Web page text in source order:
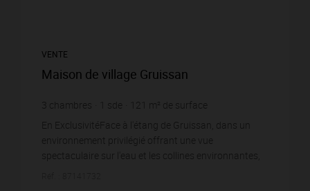
VENTE
Maison de village Gruissan
3 chambres sde 121
m² de surface
6 074,38 €
prix / m²
En ExclusivitéFace à l'étang de Gruissan, dans un
environnement privilégié offrant une vue
spectaculaire sur l'eau et les collines environnantes,